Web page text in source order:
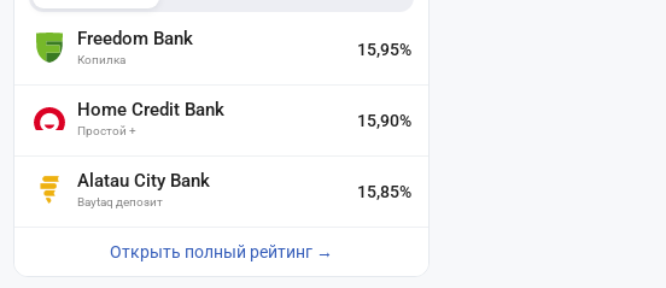
Freedom Bank
Копилка
15,95%
Home Credit Bank
Простой +
15,90%
Alatau City Bank
Baytaq депозит
15,85%
Открыть полный рейтинг →